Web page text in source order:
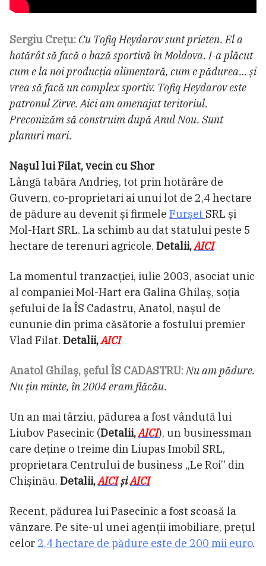
Sergiu Crețu: Cu Tofiq Heydarov sunt prieten. El a
hotărât să facă o bază sportivă în Moldova. I-a plăcut
cum e la noi producția alimentară, cum e pădurea… și
vrea să facă un complex sportiv. Tofiq Heydarov este
patronul Zirve. Aici am amenajat teritoriul.
Preconizăm să construim după Anul Nou. Sunt
planuri mari.
Nașul lui Filat, vecin cu Shor
Lângă tabăra Andrieș, tot prin hotărâre de
Guvern, co-proprietari ai unui lot de 2,4 hectare
de pădure au devenit și firmele Furșet SRL și
Mol-Hart SRL. La schimb au dat statului peste 5
hectare de terenuri agricole. Detalii,AICI
La momentul tranzacției, iulie 2003, asociat unic
al companiei Mol-Hart era Galina Ghilaș, soția
șefului de la ÎS Cadastru, Anatol, nașul de
cununie din prima căsătorie a fostului premier
Vlad Filat. Detalii,AICI
Anatol Ghilaș, șeful ÎS CADASTRU:Nu am pădure.
Nu țin minte, în 2004 eram flăcău.
Un an mai târziu, pădurea a fost vândută lui
Liubov Pasecinic (Detalii,AICI), un businessman
care deține o treime din Liupas Imobil SRL,
proprietara Centrului de business „Le Roi” din
Chișinău. Detalii,AICIșiAICI
Recent, pădurea lui Pasecinic a fost scoasă la
vânzare. Pe site-ul unei agenții imobiliare, prețul
celor 2,4 hectare de pădure este de 200 mii euro.